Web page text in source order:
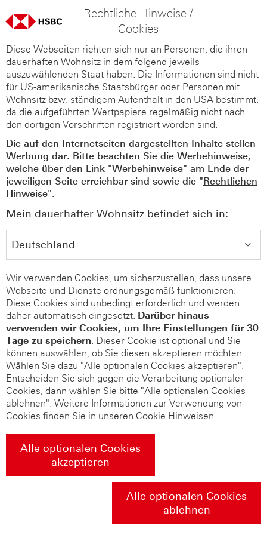
Rechtliche Hinweise /
Cookies
Diese Webseiten richten sich nur an Personen, die ihren
dauerhaften Wohnsitz in dem folgend jeweils
auszuwählenden Staat haben. Die Informationen sind nicht
für US-amerikanische Staatsbürger oder Personen mit
Wohnsitz bzw. ständigem Aufenthalt in den USA bestimmt,
da die aufgeführten Wertpapiere regelmäßig nicht nach
den dortigen Vorschriften registriert worden sind.
Die auf den Internetseiten dargestellten Inhalte stellen
Werbung dar. Bitte beachten Sie die Werbehinweise,
welche über den Link "Werbehinweise" am Ende der
jeweiligen Seite erreichbar sind sowie die "Rechtlichen
Hinweise".
Mein dauerhafter Wohnsitz befindet sich in:
Wir verwenden Cookies, um sicherzustellen, dass unsere
Webseite und Dienste ordnungsgemäß funktionieren.
Diese Cookies sind unbedingt erforderlich und werden
daher automatisch eingesetzt. Darüber hinaus
verwenden wir Cookies, um Ihre Einstellungen für 30
Tage zu speichern. Dieser Cookie ist optional und Sie
können auswählen, ob Sie diesen akzeptieren möchten.
Wählen Sie dazu "Alle optionalen Cookies akzeptieren".
Entscheiden Sie sich gegen die Verarbeitung optionaler
Cookies, dann wählen Sie bitte "Alle optionalen Cookies
ablehnen". Weitere Informationen zur Verwendung von
Cookies finden Sie in unseren Cookie Hinweisen.
Alle optionalen Cookies
akzeptieren
Alle optionalen Cookies
ablehnen